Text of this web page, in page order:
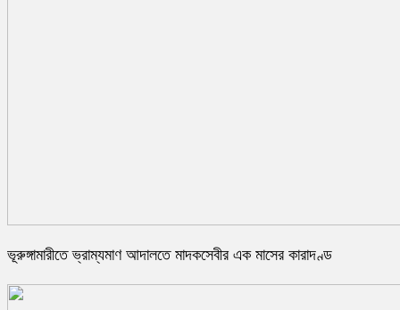
ভূরুঙ্গামারীতে ভ্রাম্যমাণ আদালতে মাদকসেবীর এক মাসের কারাদণ্ড